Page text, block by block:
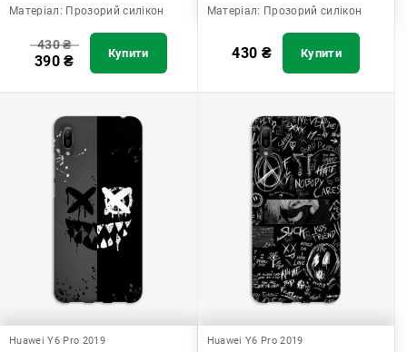
Матеріал: Прозорий силікон
430₴
390₴ Купити
Матеріал: Прозорий силікон
430 ₴ Купити
Huawei Y6 Pro 2019 Huawei Y6 Pro 2019